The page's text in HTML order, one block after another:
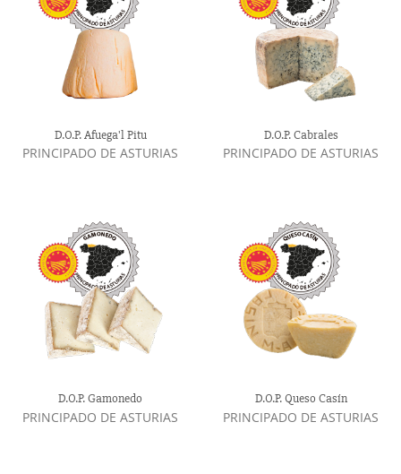
D.O.P. Afuega'l Pitu
PRINCIPADO DE ASTURIAS
D.O.P. Cabrales
PRINCIPADO DE ASTURIAS
D.O.P. Gamonedo
PRINCIPADO DE ASTURIAS
D.O.P. Queso Casín
PRINCIPADO DE ASTURIAS